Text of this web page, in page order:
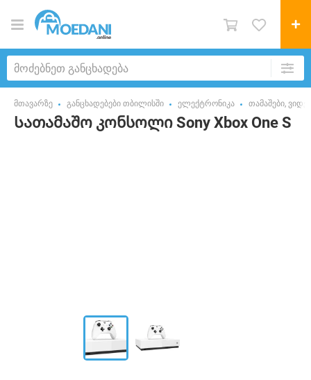
მთავარზე განცხადებები თბილისში ელექტრონიკა თამაშები,
Სათამაშო კონსოლი Sony Xbox One S